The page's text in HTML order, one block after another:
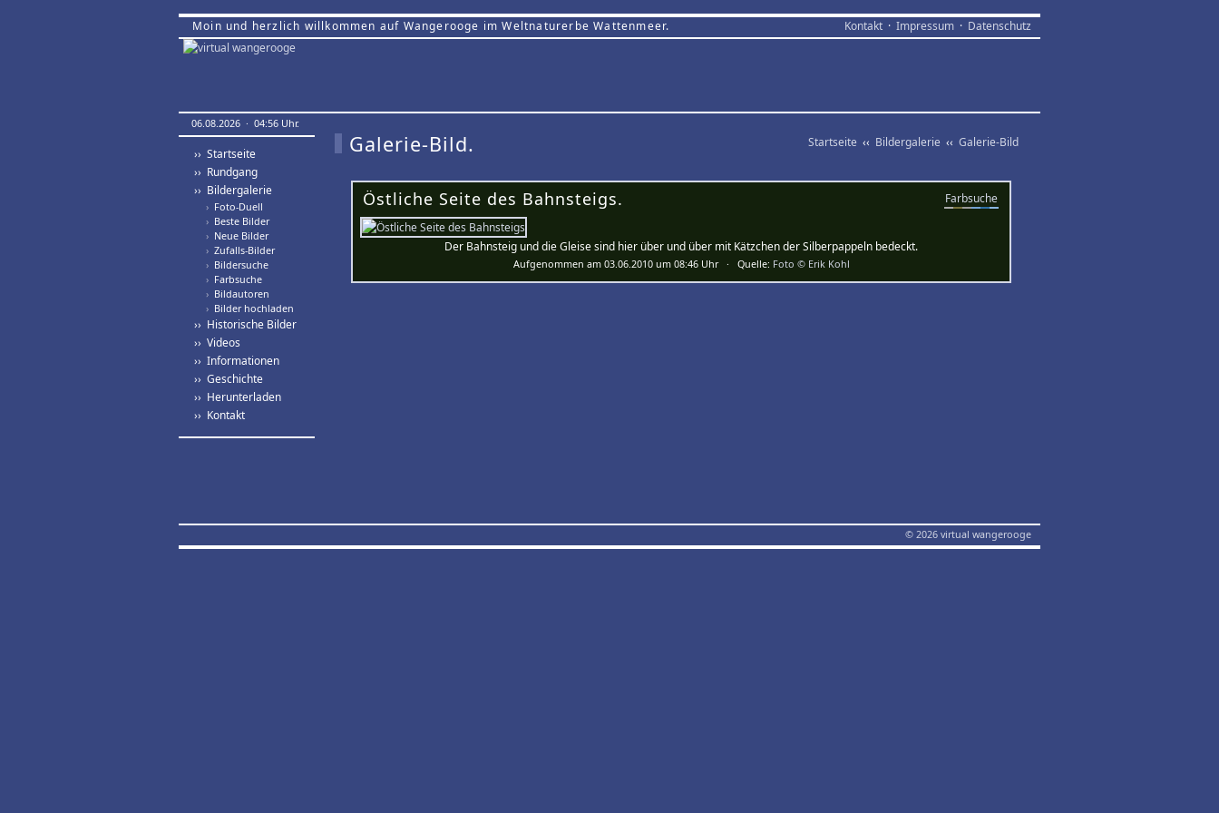
Moin und herzlich willkommen auf Wangerooge im Weltnaturerbe Wattenmeer. Kontakt · Impressum · Datenschutz
06.08.2026 · 04:56 Uhr.
›› Startseite
›› Rundgang
›› Bildergalerie
› Foto-Duell
› Beste Bilder
› Neue Bilder
› Zufalls-Bilder
› Bildersuche
› Farbsuche
› Bildautoren
› Bilder hochladen
›› Historische Bilder
›› Videos
›› Informationen
›› Geschichte
›› Herunterladen
›› Kontakt
Startseite ‹‹ Bildergalerie ‹‹ Galerie-Bild
Galerie-Bild.
Farbsuche
Östliche Seite des Bahnsteigs.
Der Bahnsteig und die Gleise sind hier über und über mit Kätzchen der Silberpappeln bedeckt.
Aufgenommen am 03.06.2010 um 08:46 Uhr · Quelle: Foto © Erik Kohl
© 2026 virtual wangerooge